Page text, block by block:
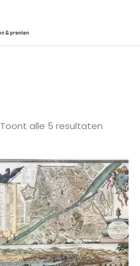
Toont alle 5 resultaten